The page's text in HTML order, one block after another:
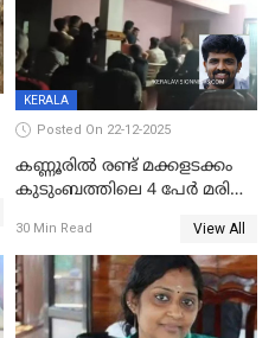
KERALA
Posted On 22-12-2025
കണ്ണൂരിൽ രണ്ട് മക്കളടക്കം
കുടുംബത്തിലെ 4 പേർ മരിച്ച
30 Min Read View All